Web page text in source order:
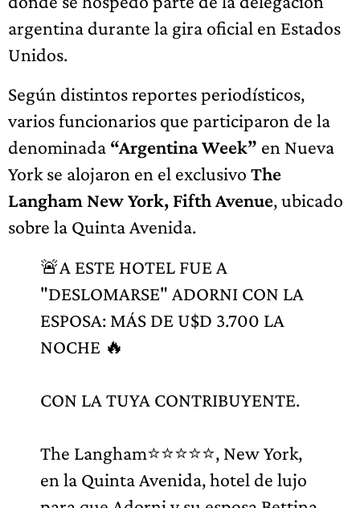
argentina durante la gira oficial en Estados
Unidos.
Según distintos reportes periodísticos,
varios funcionarios que participaron de la
denominada “Argentina Week” en Nueva
York se alojaron en el exclusivo The
Langham New York, Fifth Avenue, ubicado
sobre la Quinta Avenida.
🚨A ESTE HOTEL FUE A
"DESLOMARSE" ADORNI CON LA
ESPOSA: MÁS DE U$D 3.700 LA
NOCHE 🔥
CON LA TUYA CONTRIBUYENTE.
The Langham⭐️⭐️⭐️⭐️⭐️, New York,
en la Quinta Avenida, hotel de lujo